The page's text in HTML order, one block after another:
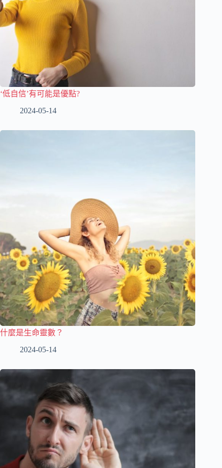
‘低自信’有可能是優點?
2024-05-14
什麼是生命靈數？
2024-05-14